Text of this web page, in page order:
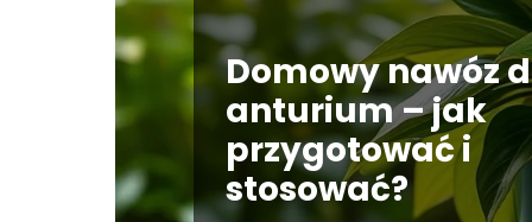
Domowy nawóz
anturium – jak
przygotować i
stosować?